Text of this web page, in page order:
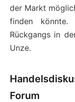
der Markt
finden
Rückgangs in
Unze.
Forum